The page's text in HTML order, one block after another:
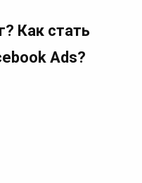
Как стать
Ads?